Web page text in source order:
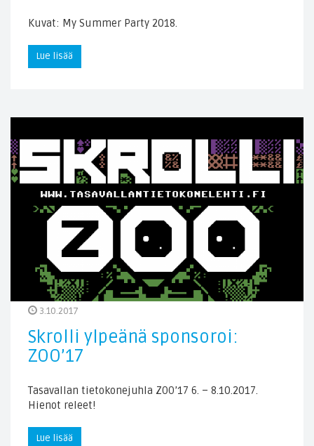
Kuvat: My Summer Party 2018.
Lue lisää
3.10.2017
Skrolli ylpeänä sponsoroi:
ZOO’17
Tasavallan tietokonejuhla ZOO’17 6. – 8.10.2017.
Hienot releet!
Lue lisää